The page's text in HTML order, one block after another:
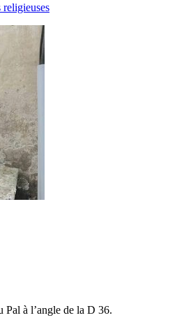
religieuses
à l’angle de la D 36.